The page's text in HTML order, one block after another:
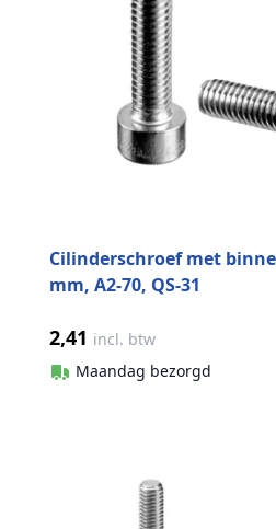
Cilinderschroef met
mm, A2-70, QS-31
2,41 incl. btw
Maandag bezorgd